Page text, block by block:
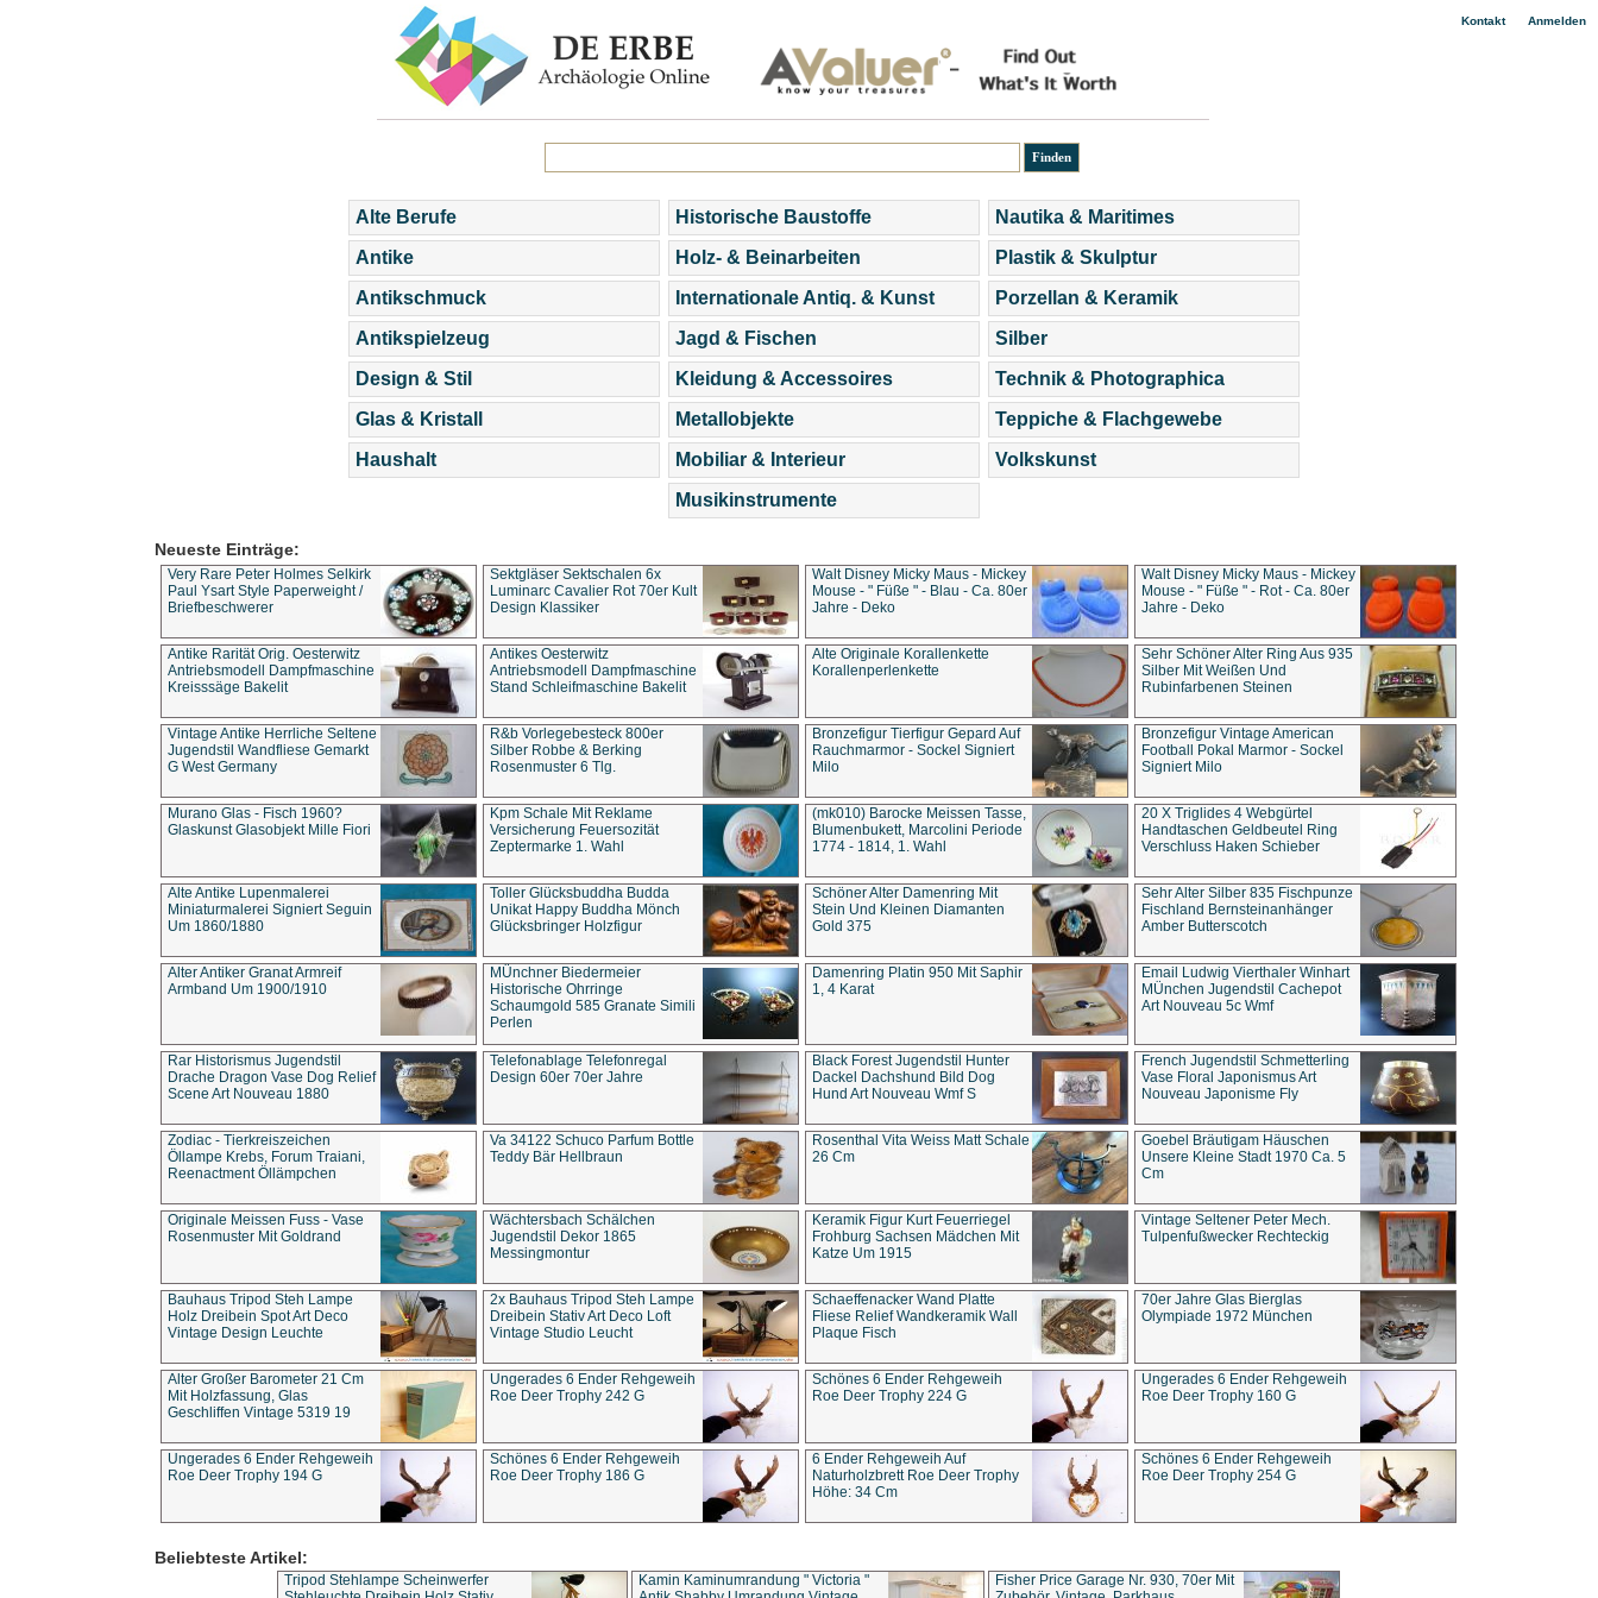
Kontakt| Anmelden
Alte Berufe
Antike
Antikschmuck
Antikspielzeug
Design & Stil
Glas & Kristall
Haushalt
Historische Baustoffe
Holz- & Beinarbeiten
Internationale Antiq. & Kunst
Jagd & Fischen
Kleidung & Accessoires
Metallobjekte
Mobiliar & Interieur
Musikinstrumente
Nautika & Maritimes
Plastik & Skulptur
Porzellan & Keramik
Silber
Technik & Photographica
Teppiche & Flachgewebe
Volkskunst
Neueste Einträge:
Very Rare Peter Holmes Selkirk
Paul Ysart Style Paperweight /
Briefbeschwerer
Sektgläser Sektschalen 6x
Luminarc Cavalier Rot 70er Kult
Design Klassiker
Walt Disney Micky Maus - Mickey
Mouse - " Füße " - Blau - Ca. 80er
Jahre - Deko
Walt Disney Micky Maus - Mickey
Mouse - " Füße " - Rot - Ca. 80er
Jahre - Deko
Antike Rarität Orig. Oesterwitz
Antriebsmodell Dampfmaschine
Kreisssäge Bakelit
Antikes Oesterwitz
Antriebsmodell Dampfmaschine
Stand Schleifmaschine Bakelit
Alte Originale Korallenkette
Korallenperlenkette
Sehr Schöner Alter Ring Aus 935
Silber Mit Weißen Und
Rubinfarbenen Steinen
Vintage Antike Herrliche Seltene
Jugendstil Wandfliese Gemarkt
G West Germany
R&b Vorlegebesteck 800er
Silber Robbe & Berking
Rosenmuster 6 Tlg.
Bronzefigur Tierfigur Gepard Auf
Rauchmarmor - Sockel Signiert
Milo
Bronzefigur Vintage American
Football Pokal Marmor - Sockel
Signiert Milo
Murano Glas - Fisch 1960?
Glaskunst Glasobjekt Mille Fiori
Kpm Schale Mit Reklame
Versicherung Feuersozität
Zeptermarke 1. Wahl
(mk010) Barocke Meissen Tasse,
Blumenbukett, Marcolini Periode
1774 - 1814, 1. Wahl
20 X Triglides 4 Webgürtel
Handtaschen Geldbeutel Ring
Verschluss Haken Schieber
Alte Antike Lupenmalerei
Miniaturmalerei Signiert Seguin
Um 1860/1880
Toller Glücksbuddha Budda
Unikat Happy Buddha Mönch
Glücksbringer Holzfigur
Schöner Alter Damenring Mit
Stein Und Kleinen Diamanten
Gold 375
Sehr Alter Silber 835 Fischpunze
Fischland Bernsteinanhänger
Amber Butterscotch
Alter Antiker Granat Armreif
Armband Um 1900/1910
MÜnchner Biedermeier
Historische Ohrringe
Schaumgold 585 Granate Simili
Perlen
Damenring Platin 950 Mit Saphir
1, 4 Karat
Email Ludwig Vierthaler Winhart
MÜnchen Jugendstil Cachepot
Art Nouveau 5c Wmf
Rar Historismus Jugendstil
Drache Dragon Vase Dog Relief
Scene Art Nouveau 1880
Telefonablage Telefonregal
Design 60er 70er Jahre
Black Forest Jugendstil Hunter
Dackel Dachshund Bild Dog
Hund Art Nouveau Wmf S
French Jugendstil Schmetterling
Vase Floral Japonismus Art
Nouveau Japonisme Fly
Zodiac - Tierkreiszeichen
Öllampe Krebs, Forum Traiani,
Reenactment Öllämpchen
Va 34122 Schuco Parfum Bottle
Teddy Bär Hellbraun
Rosenthal Vita Weiss Matt Schale
26 Cm
Goebel Bräutigam Häuschen
Unsere Kleine Stadt 1970 Ca. 5
Cm
Originale Meissen Fuss - Vase
Rosenmuster Mit Goldrand
Wächtersbach Schälchen
Jugendstil Dekor 1865
Messingmontur
Keramik Figur Kurt Feuerriegel
Frohburg Sachsen Mädchen Mit
Katze Um 1915
Vintage Seltener Peter Mech.
Tulpenfußwecker Rechteckig
Bauhaus Tripod Steh Lampe
Holz Dreibein Spot Art Deco
Vintage Design Leuchte
2x Bauhaus Tripod Steh Lampe
Dreibein Stativ Art Deco Loft
Vintage Studio Leucht
Schaeffenacker Wand Platte
Fliese Relief Wandkeramik Wall
Plaque Fisch
70er Jahre Glas Bierglas
Olympiade 1972 München
Alter Großer Barometer 21 Cm
Mit Holzfassung, Glas
Geschliffen Vintage 5319 19
Ungerades 6 Ender Rehgeweih
Roe Deer Trophy 242 G
Schönes 6 Ender Rehgeweih
Roe Deer Trophy 224 G
Ungerades 6 Ender Rehgeweih
Roe Deer Trophy 160 G
Ungerades 6 Ender Rehgeweih
Roe Deer Trophy 194 G
Schönes 6 Ender Rehgeweih
Roe Deer Trophy 186 G
6 Ender Rehgeweih Auf
Naturholzbrett Roe Deer Trophy
Höhe: 34 Cm
Schönes 6 Ender Rehgeweih
Roe Deer Trophy 254 G
Beliebteste Artikel:
Tripod Stehlampe Scheinwerfer
Kamin Kaminumrandung " Victoria "
Fisher Price Garage Nr. 930, 70er Mit